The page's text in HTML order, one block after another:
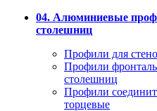
04. Алюминиевые
столешниц
Профили для
Профили
столешниц
Профили
торцевые